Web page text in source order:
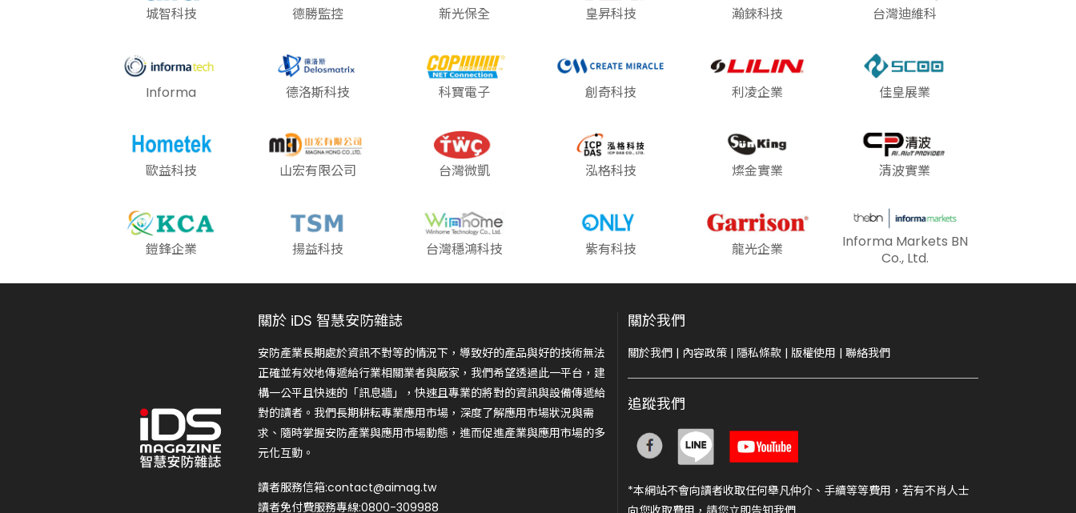
城智科技 德勝監控 新光保全 皇昇科技 瀚錸科技 台灣迪維科
Informa 德洛斯科技 科寶電子 創奇科技 利凌企業 佳皇展業
歐益科技 山宏有限公司 台灣微凱 泓格科技 燦金實業 清波實業
鎧鋒企業 揚益科技 台灣穩鴻科技 紫有科技 龍光企業
Informa Markets BN
Co., Ltd.
關於 iDS 智慧安防雜誌
安防產業長期處於資訊不對等的情況下，導致好的產品與好的技術無法
正確並有效地傳遞給行業相關業者與廠家，我們希望透過此一平台，建
構一公平且快速的「訊息牆」，快速且專業的將對的資訊與設備傳遞給
對的讀者。我們長期耕耘專業應用市場，深度了解應用市場狀況與需
求、隨時掌握安防產業與應用市場動態，進而促進產業與應用市場的多
元化互動。
讀者服務信箱:contact@aimag.tw
讀者免付費服務專線:0800-309988
關於我們
關於我們 | 內容政策 | 隱私條款 | 版權使用 | 聯絡我們
追蹤我們
*本網站不會向讀者收取任何舉凡仲介、手續等等費用，若有不肖人士